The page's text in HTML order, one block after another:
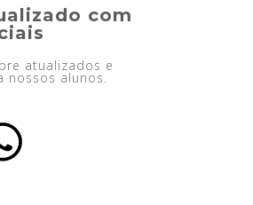
com
atualizados e
nossos alunos.